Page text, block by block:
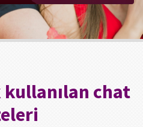
kullanılan chat